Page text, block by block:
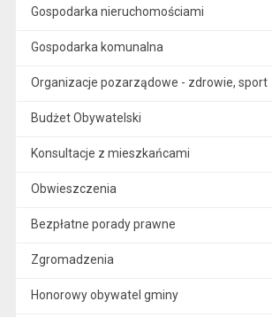
Gospodarka nieruchomościami
Gospodarka komunalna
Organizacje pozarządowe - zdrowie, sport
Budżet Obywatelski
Konsultacje z mieszkańcami
Obwieszczenia
Bezpłatne porady prawne
Zgromadzenia
Honorowy obywatel gminy